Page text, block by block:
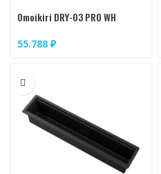
Omoikiri DRY-03 PRO WH
55.788 ₽